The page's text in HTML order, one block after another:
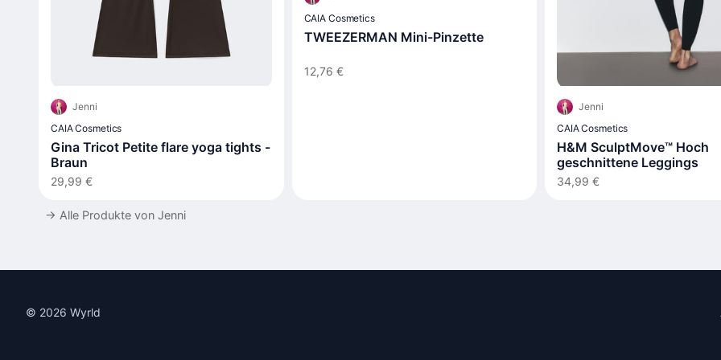
Jenni
CAIA Cosmetics
Gina Tricot Petite flare yoga tights -
Braun
29,99 €
CAIA Cosmetics
TWEEZERMAN Mini-Pinzette
12,76 €
Jenni
CAIA Cosmetics
H&M SculptMove™ Hoch
geschnittene Leggings
34,99 €
→ Alle Produkte von Jenni
© 2026 Wyrld